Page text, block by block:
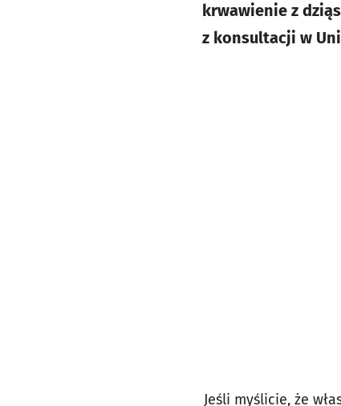
krwawienie z
z konsultacji w
Jeśli myślicie, że